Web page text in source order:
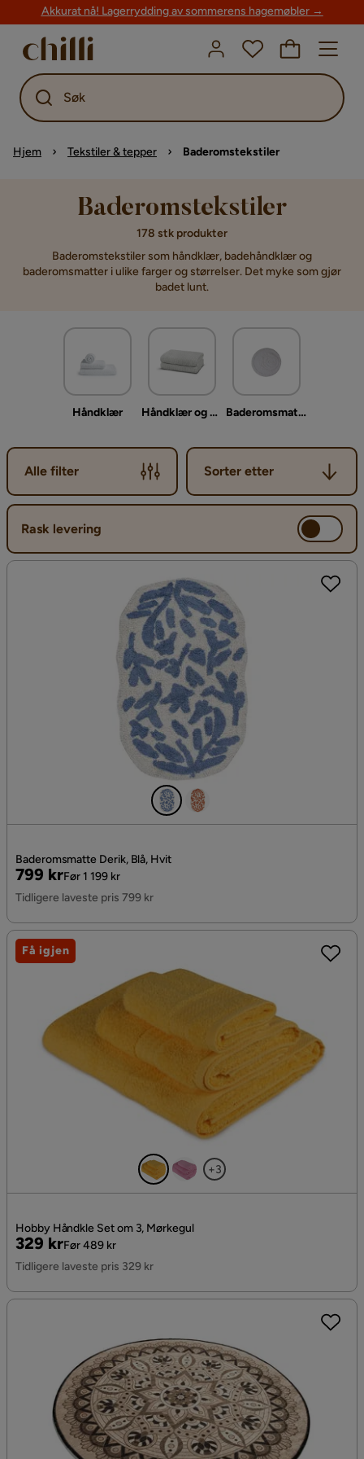
Akkurat nå! Lagerrydding av sommerens hagemøbler →
Søk
Hjem Tekstiler & tepper Baderomstekstiler
Baderomstekstiler
178 stk produkter
Baderomstekstiler som håndklær, badehåndklær og
baderomsmatter i ulike farger og størrelser. Det myke som gjør
badet lunt.
Håndklær Håndklær og badehåndkle Baderomsmatte
Alle filter
Sorter etter
Sorter etter
Rask levering
Baderomsmatte Derik, Blå, Hvit
Pris
799 kr
Original
Pris
Før 1 199 kr
Tidligere laveste pris 799 kr
+3
Hobby Håndkle Set om 3, Mørkegul
Pris
329 kr
Original
Pris
Før 489 kr
Tidligere laveste pris 329 kr
Få igjen